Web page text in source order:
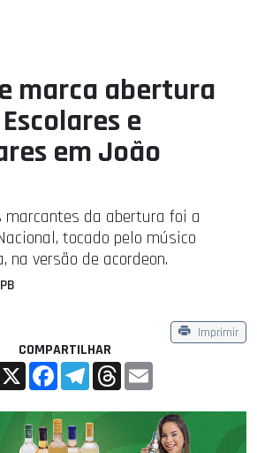
marca abertura
e
em João
marcantes da abertura foi a
tocado pelo músico
na versão de acordeon.
Imprimir
COMPARTILHAR
X FacebookTelegramThreads